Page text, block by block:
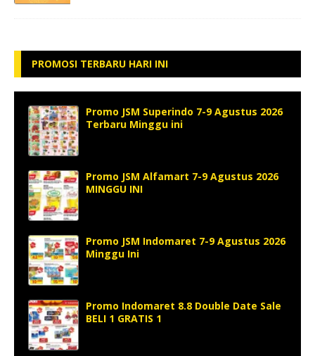
PROMOSI TERBARU HARI INI
Promo JSM Superindo 7-9 Agustus 2026
Terbaru Minggu ini
Promo JSM Alfamart 7-9 Agustus 2026
MINGGU INI
Promo JSM Indomaret 7-9 Agustus 2026
Minggu Ini
Promo Indomaret 8.8 Double Date Sale
BELI 1 GRATIS 1